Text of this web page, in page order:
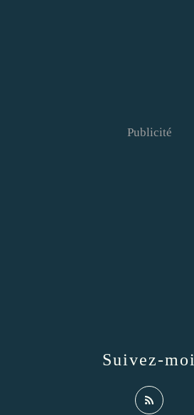
Suivez-moi
Publicité